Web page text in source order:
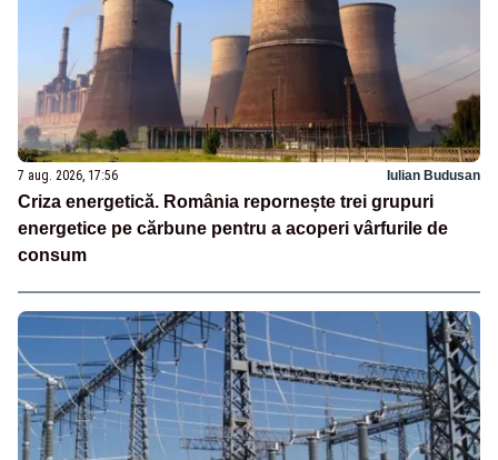
7 aug. 2026, 17:56 Iulian Budusan
Criza energetică. România repornește trei grupuri
energetice pe cărbune pentru a acoperi vârfurile de
consum